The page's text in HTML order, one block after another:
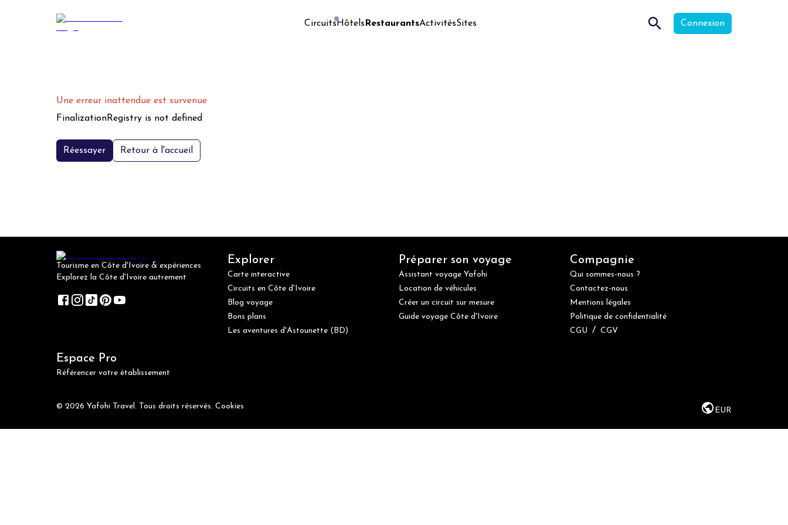
CircuitsHôtels RestaurantsActivitésSites Connexion
Une erreur inattendue est survenue
FinalizationRegistry is not defined
Réessayer Retour à l'accueil
Tourisme en Côte d'Ivoire & expériences
Explorez la Côte d'Ivoire autrement
Explorer
Carte interactive
Circuits en Côte d'Ivoire
Blog voyage
Bons plans
Les aventures d'Astounette (BD)
Préparer son voyage
Assistant voyage Yafohi
Location de véhicules
Créer un circuit sur mesure
Guide voyage Côte d'Ivoire
Compagnie
Qui sommes-nous ?
Contactez-nous
Mentions légales
Politique de confidentialité
CGU / CGV
Espace Pro
Référencer votre établissement
© 2026 Yafohi Travel. Tous droits réservés. Cookies EUR